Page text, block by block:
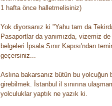
1 hafta önce halletmelisiniz)
Yok diyorsanız ki "Yahu tam da
Pasaportlar da yanımızda, vizemiz
belgeleri İpsala Sınır Kapısı'ndan
geçersiniz...
Aslına bakarsanız bütün bu
girebilmek. İstanbul il sınırına
yolculuklar yaptık ne yazık ki.